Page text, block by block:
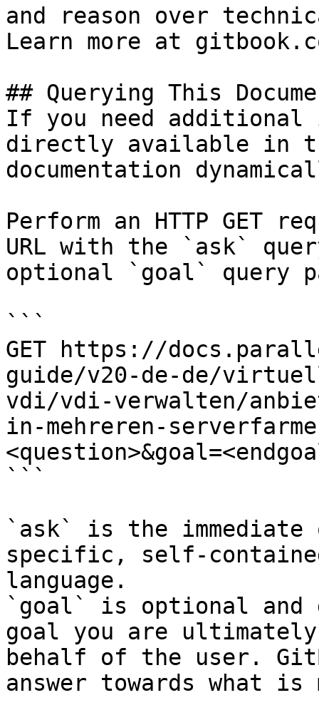
and reason over
Learn more at
## Querying This
If you need
directly available in
documentation
Perform an HTTP GET
URL with the `ask`
optional `goal` query
```
GET https://
guide/v20-de-de/
vdi/vdi-verwalten/
in-mehreren-
```
`ask` is the
specific, self-
language.
`goal` is optional and
goal you are
behalf of the user.
answer towards what